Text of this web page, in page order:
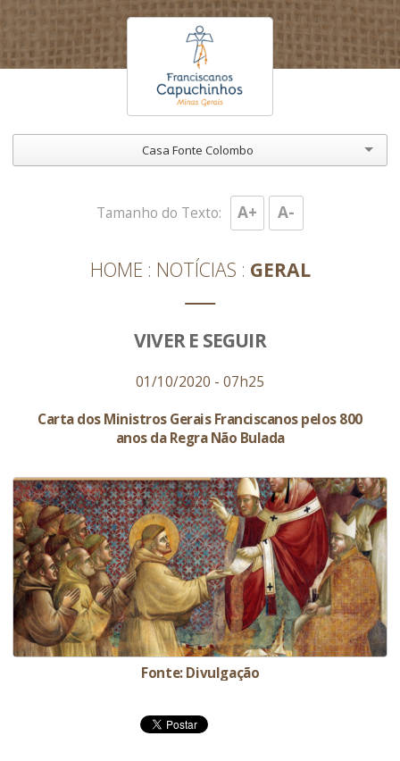
Casa Fonte Colombo
HOME NOTÍCIAS GERAL
Tamanho do Texto: A+ A-
VIVER E SEGUIR
01/10/2020 - 07h25
Carta dos Ministros Gerais Franciscanos pelos 800
anos da Regra Não Bulada
Fonte: Divulgação